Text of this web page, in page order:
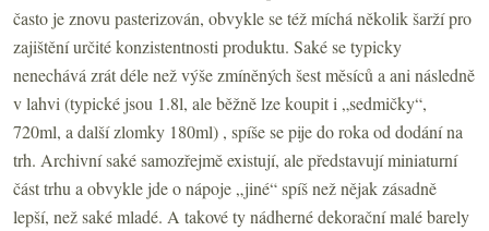
často je znovu pasterizován, obvykle se též míchá několik šarží pro
zajištění určité konzistentnosti produktu. Saké se typicky
nenechává zrát déle než výše zmíněných šest měsíců a ani následně
v lahvi (typické jsou 1.8l, ale běžně lze koupit i „sedmičky“,
720ml, a další zlomky 180ml) , spíše se pije do roka od dodání na
trh. Archivní saké samozřejmě existují, ale představují miniaturní
část trhu a obvykle jde o nápoje „jiné“ spíš než nějak zásadně
lepší, než saké mladé. A takové ty nádherné dekorační malé barely